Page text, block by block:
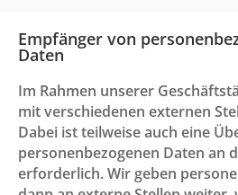
Empfänger von
Daten
Im Rahmen unserer
mit verschiedenen externen
Dabei ist teilweise auch eine
personenbezogenen Daten an
erforderlich. Wir geben